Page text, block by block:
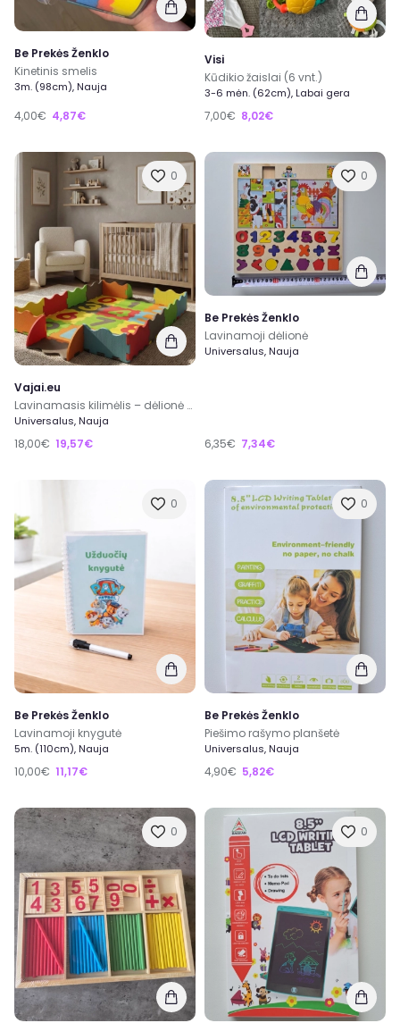
Be Prekės Ženklo
Kinetinis smelis
3m. (98cm), Nauja
4,00€ 4,87€
Visi
Kūdikio žaislai (6 vnt.)
3-6 mėn. (62cm), Labai gera
7,00€ 8,02€
0
Vajai.eu
Lavinamasis kilimėlis – dėlionė vaikams „Numbers“
Universalus, Nauja
18,00€ 19,57€
0
Be Prekės Ženklo
Lavinamoji dėlionė
Universalus, Nauja
6,35€ 7,34€
0
Be Prekės Ženklo
Lavinamoji knygutė
5m. (110cm), Nauja
10,00€ 11,17€
0
Be Prekės Ženklo
Piešimo rašymo planšetė
Universalus, Nauja
4,90€ 5,82€
0 0